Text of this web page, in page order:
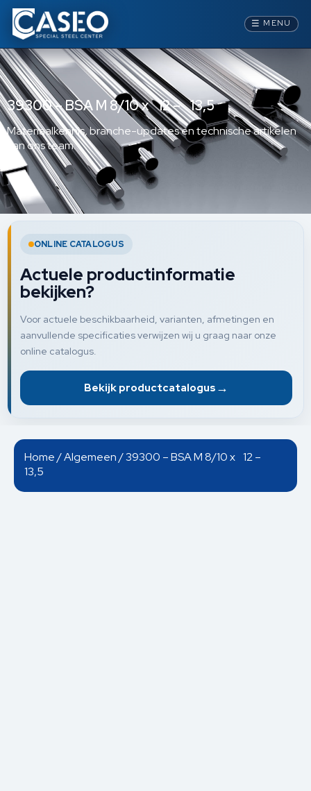
☰ MENU
39300 – BSA M 8/10 x 12 – 13,5
Materiaalkennis, branche-updates en technische artikelen
van ons team.
ONLINE CATALOGUS
Actuele productinformatie
bekijken?
Voor actuele beschikbaarheid, varianten, afmetingen en
aanvullende specificaties verwijzen wij u graag naar onze
online catalogus.
Bekijk productcatalogus →
Home/Algemeen/ 39300 – BSA M 8/10 x 12 –
13,5